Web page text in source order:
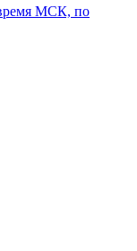
МСК, по